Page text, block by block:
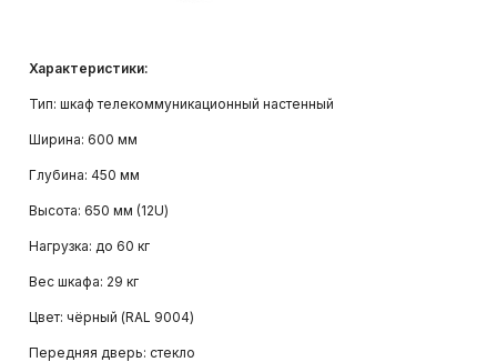
Характеристики:
Тип: шкаф телекоммуникационный настенный
Ширина: 600 мм
Глубина: 450 мм
Высота: 650 мм (12U)
Нагрузка: до 60 кг
Вес шкафа: 29 кг
Цвет: чёрный (RAL 9004)
Передняя дверь: стекло